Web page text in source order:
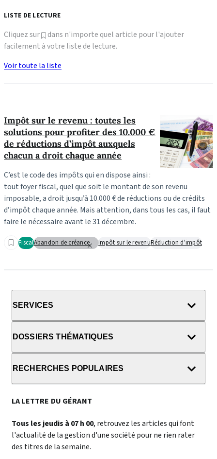
Impôt sur le revenu : toutes les
solutions pour profiter des 10.000 €
de réductions d’impôt auxquels
chacun a droit chaque année
C’est le code des impôts qui en dispose ainsi :
tout foyer fiscal, quel que soit le montant de son revenu
imposable, a droit jusqu’à 10.000 € de réductions ou de crédits
d’impôt chaque année. Mais attention, dans tous les cas, il faut
faire le nécessaire avant le 31 décembre.
FiscalAbandon de créance Impôt sur le revenuRéduction d'impôt
LISTE DE LECTURE
Cliquez sur
dans n'importe quel article pour l'ajouter
facilement à votre liste de lecture.
Voir toute la liste
SERVICES
DOSSIERS THÉMATIQUES
RECHERCHES POPULAIRES
LA LETTRE DU GÉRANT
Tous les jeudis à 07 h 00, retrouvez les articles qui font
l'actualité de la gestion d'une société pour ne rien rater
des titres de la semaine.